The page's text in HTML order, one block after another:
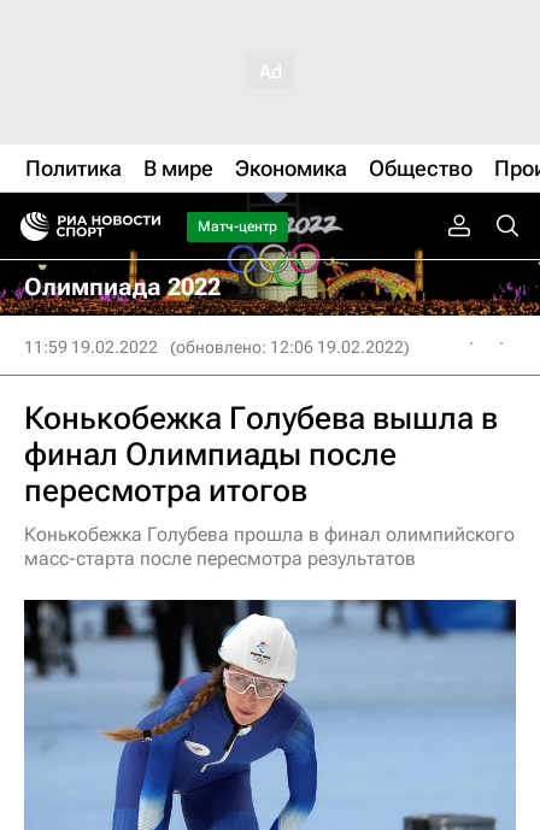
Политика В мире Экономика Общество
Матч-центр
Олимпиада 2022
11:59 19.02.2022 (обновлено: 12:06 19.02.2022)
Конькобежка Голубева вышла в
финал Олимпиады после
пересмотра итогов
Конькобежка Голубева прошла в финал олимпийского
масс-старта после пересмотра результатов